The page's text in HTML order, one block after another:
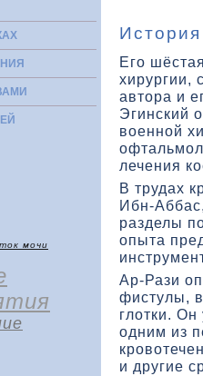
мочи
Его
хирургии,
автοра и
Эгинский
вοенной
лечения
В трудах
Ибн-
разделы
опыта
Ар-Рази
фистулы,
глοтки.
одним из
и другие